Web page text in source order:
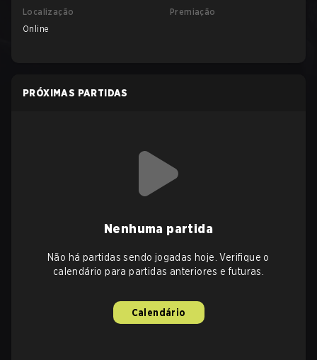
Localização
Online
Premiação
PRÓXIMAS PARTIDAS
Nenhuma partida
Não há partidas sendo jogadas hoje. Verifique o
calendário para partidas anteriores e futuras.
Calendário